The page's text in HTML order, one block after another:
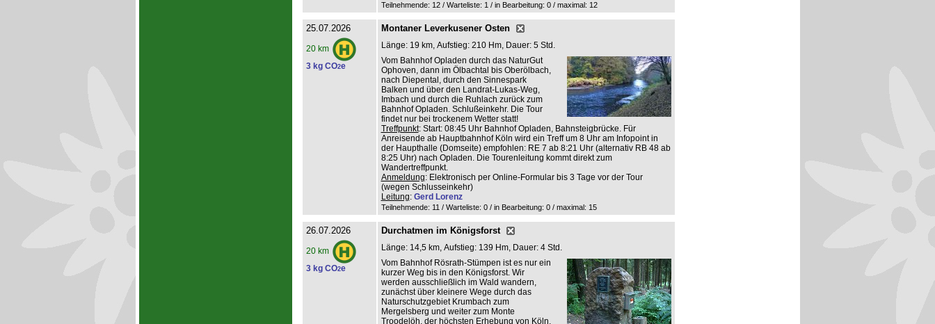
Teilnehmende: 12 / Warteliste: 1 / in Bearbeitung: 0 / maximal: 12
25.07.2026
20 km
3 kg CO2e
Montaner Leverkusener Osten
Länge: 19 km, Aufstieg: 210 Hm, Dauer: 5 Std.
Vom Bahnhof Opladen durch das NaturGut
Ophoven, dann im Ölbachtal bis Oberölbach,
nach Diepental, durch den Sinnespark
Balken und über den Landrat-Lukas-Weg,
Imbach und durch die Ruhlach zurück zum
Bahnhof Opladen. Schlußeinkehr. Die Tour
findet nur bei trockenem Wetter statt!
Treffpunkt: Start: 08:45 Uhr Bahnhof Opladen, Bahnsteigbrücke. Für
Anreisende ab Hauptbahnhof Köln wird ein Treff um 8 Uhr am Infopoint in
der Haupthalle (Domseite) empfohlen: RE 7 ab 8:21 Uhr (alternativ RB 48 ab
8:25 Uhr) nach Opladen. Die Tourenleitung kommt direkt zum
Wandertreffpunkt.
Anmeldung: Elektronisch per Online-Formular bis 3 Tage vor der Tour
(wegen Schlusseinkehr)
Leitung: Gerd Lorenz
Teilnehmende: 11 / Warteliste: 0 / in Bearbeitung: 0 / maximal: 15
26.07.2026
20 km
3 kg CO2e
Durchatmen im Königsforst
Länge: 14,5 km, Aufstieg: 139 Hm, Dauer: 4 Std.
Vom Bahnhof Rösrath-Stümpen ist es nur ein
kurzer Weg bis in den Königsforst. Wir
werden ausschließlich im Wald wandern,
zunächst über kleinere Wege durch das
Naturschutzgebiet Krumbach zum
Mergelsberg und weiter zum Monte
Troodelöh, der höchsten Erhebung von Köln.